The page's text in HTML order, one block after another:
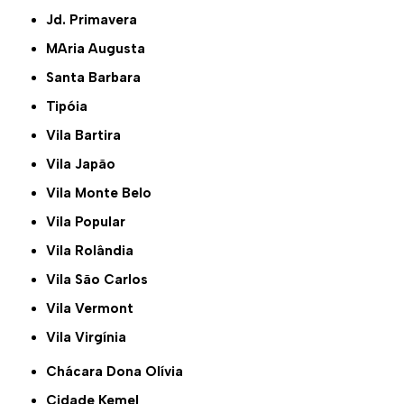
Jd. Primavera
MAria Augusta
Santa Barbara
Tipóia
Vila Bartira
Vila Japão
Vila Monte Belo
Vila Popular
Vila Rolândia
Vila São Carlos
Vila Vermont
Vila Virgínia
Chácara Dona Olívia
Cidade Kemel